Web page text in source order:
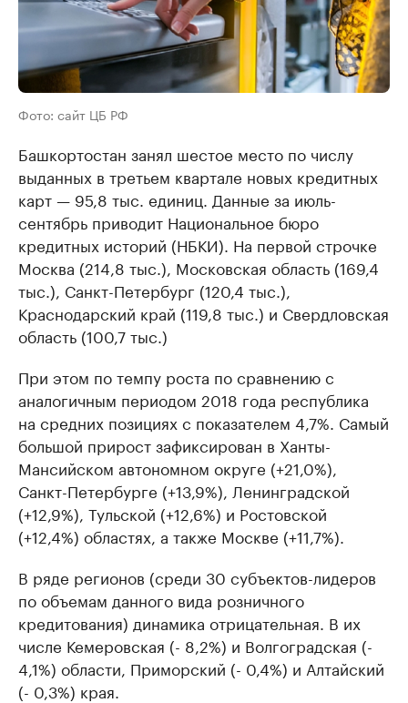
Фото: сайт ЦБ РФ
Башкортостан занял шестое место по числу
выданных в третьем квартале новых кредитных
карт — 95,8 тыс. единиц. Данные за июль-
сентябрь приводит Национальное бюро
кредитных историй (НБКИ). На первой строчке
Москва (214,8 тыс.), Московская область (169,4
тыс.), Санкт-Петербург (120,4 тыс.),
Краснодарский край (119,8 тыс.) и Свердловская
область (100,7 тыс.)
При этом по темпу роста по сравнению с
аналогичным периодом 2018 года республика
на средних позициях с показателем 4,7%. Самый
большой прирост зафиксирован в Ханты-
Мансийском автономном округе (+21,0%),
Санкт-Петербурге (+13,9%), Ленинградской
(+12,9%), Тульской (+12,6%) и Ростовской
(+12,4%) областях, а также Москве (+11,7%).
В ряде регионов (среди 30 субъектов-лидеров
по объемам данного вида розничного
кредитования) динамика отрицательная. В их
числе Кемеровская (- 8,2%) и Волгоградская (-
4,1%) области, Приморский (- 0,4%) и Алтайский
(- 0,3%) края.